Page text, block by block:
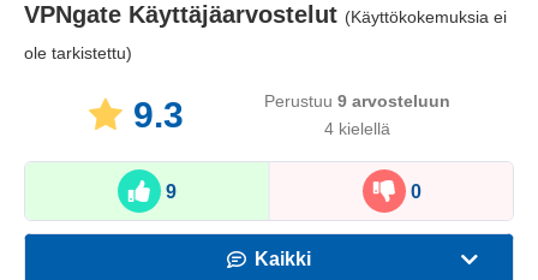
VPNgate Käyttäjäarvostelut (Käyttökokemuksia ei
ole tarkistettu)
9.3 Perustuu9 arvosteluun
4 kielellä
9 0
Kaikki